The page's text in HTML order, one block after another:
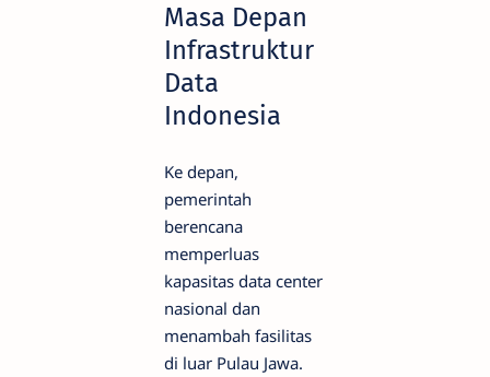
Masa Depan
Infrastruktur
Data
Indonesia
Ke depan,
pemerintah
berencana
memperluas
kapasitas data center
nasional dan
menambah fasilitas
di luar Pulau Jawa.